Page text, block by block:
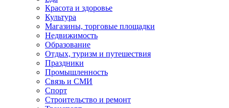
Красота и здоровье
Культура
Магазины, торговые площадки
Недвижимость
Образование
Отдых, туризм и путешествия
Праздники
Промышленность
Связь и СМИ
Спорт
Строительство и ремонт